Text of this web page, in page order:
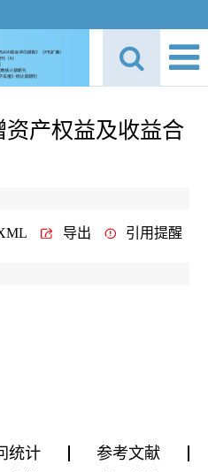
产权益及收益合
导出 引用提醒
统计
参考文献